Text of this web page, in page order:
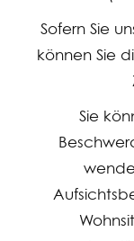
Sofern Sie
können Sie
Sie